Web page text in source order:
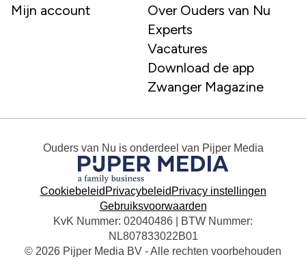
Mijn account
Over Ouders van Nu
Experts
Vacatures
Download de app
Zwanger Magazine
Ouders van Nu is onderdeel van Pijper Media
Cookiebeleid Privacybeleid Privacy instellingen
Gebruiksvoorwaarden
KvK Nummer: 02040486 | BTW Nummer:
NL807833022B01
© 2026 Pijper Media BV - Alle rechten voorbehouden